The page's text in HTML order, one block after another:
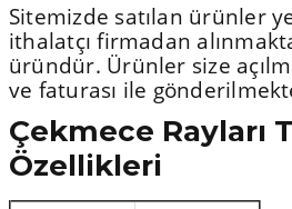
Sitemizde satılan ürünler
ithalatçı firmadan
üründür. Ürünler size
ve faturası ile
Çekmece Rayları
Özellikleri